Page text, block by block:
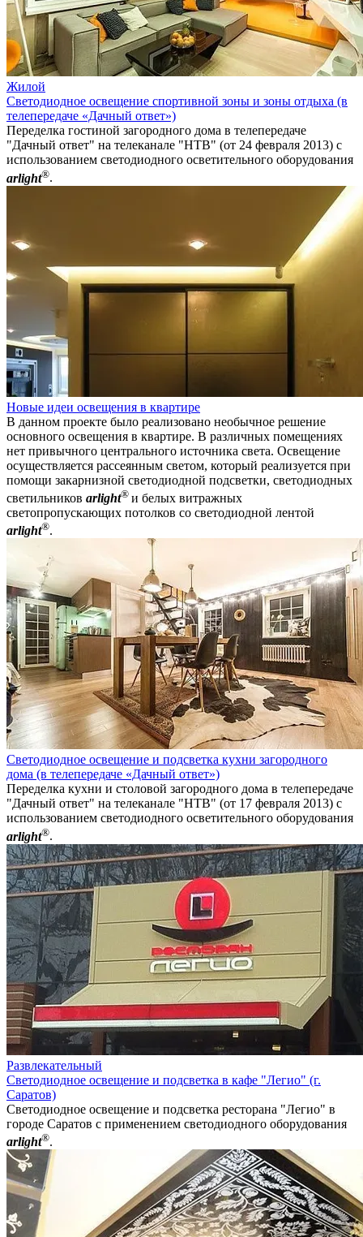
Жилой
Светодиодное освещение спортивной зоны и зоны отдыха (в
телепередаче «Дачный ответ»)
Переделка гостиной загородного дома в телепередаче
"Дачный ответ" на телеканале "НТВ" (от 24 февраля 2013) с
использованием светодиодного осветительного оборудования
arlight®.
Новые идеи освещения в квартире
В данном проекте было реализовано необычное решение
основного освещения в квартире. В различных помещениях
нет привычного центрального источника света. Освещение
осуществляется рассеянным светом, который реализуется при
помощи закарнизной светодиодной подсветки, светодиодных
светильников arlight® и белых витражных
светопропускающих потолков со светодиодной лентой
arlight®.
Светодиодное освещение и подсветка кухни загородного
дома (в телепередаче «Дачный ответ»)
Переделка кухни и столовой загородного дома в телепередаче
"Дачный ответ" на телеканале "НТВ" (от 17 февраля 2013) с
использованием светодиодного осветительного оборудования
arlight®.
Развлекательный
Светодиодное освещение и подсветка в кафе "Легио" (г.
Саратов)
Светодиодное освещение и подсветка ресторана "Легио" в
городе Саратов с применением светодиодного оборудования
arlight®.